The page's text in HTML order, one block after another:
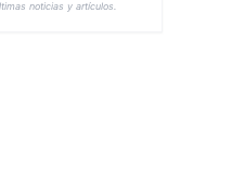
noticias y artículos.